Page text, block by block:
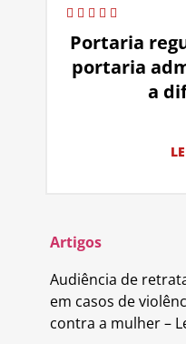
Portaria
portaria
a
Artigos
Audiência de
em casos de
contra a mulher –